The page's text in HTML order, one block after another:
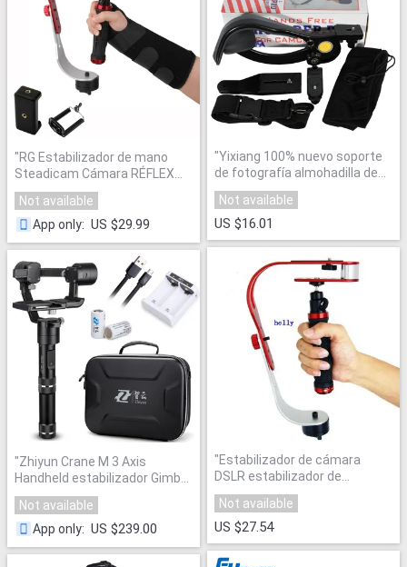
"RG Estabilizador de mano
Steadicam Cámara RÉFLEX
DIGITAL de Vídeo
Not available
App only: US $29.99
"Zhiyun Crane M 3 Axis
Handheld estabilizador Gimbal
para cámara DSLR
Smartphone GoPro Hero 4 5
Xiaoyi acción Cámara "
Not available
App only: US $239.00
"Yixiang 100% nuevo soporte
de fotografía almohadilla de
hombro libre de la mano para
videocámara DV cámara de
vídeo ayuda 6 kg Envío
Mundial"
Not available
US $16.01
"Estabilizador de cámara
DSLR estabilizador de
movimiento steadicam para la
videocámara DSLR DV Canon
Nikon Cámara camcord
estable steadycam alta
calidad
Not available
US $27.54